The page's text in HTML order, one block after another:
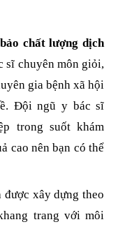
chất lượng dịch
sĩ chuyên môn giỏi,
gia bệnh xã hội
Đội ngũ y bác sĩ
trong suốt khám
cao nên bạn có thể
được xây dựng theo
trang với môi